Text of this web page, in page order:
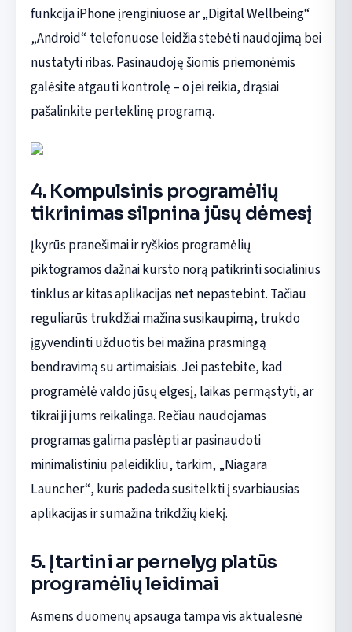
funkcija iPhone įrenginiuose ar „Digital Wellbeing“
„Android“ telefonuose leidžia stebėti naudojimą bei
nustatyti ribas. Pasinaudoję šiomis priemonėmis
galėsite atgauti kontrolę – o jei reikia, drąsiai
pašalinkite perteklinę programą.
4. Kompulsinis programėlių
tikrinimas silpnina jūsų dėmesį
Įkyrūs pranešimai ir ryškios programėlių
piktogramos dažnai kursto norą patikrinti socialinius
tinklus ar kitas aplikacijas net nepastebint. Tačiau
reguliarūs trukdžiai mažina susikaupimą, trukdo
įgyvendinti užduotis bei mažina prasmingą
bendravimą su artimaisiais. Jei pastebite, kad
programėlė valdo jūsų elgesį, laikas permąstyti, ar
tikrai ji jums reikalinga. Rečiau naudojamas
programas galima paslėpti ar pasinaudoti
minimalistiniu paleidikliu, tarkim, „Niagara
Launcher“, kuris padeda susitelkti į svarbiausias
aplikacijas ir sumažina trikdžių kiekį.
5. Įtartini ar pernelyg platūs
programėlių leidimai
Asmens duomenų apsauga tampa vis aktualesnė